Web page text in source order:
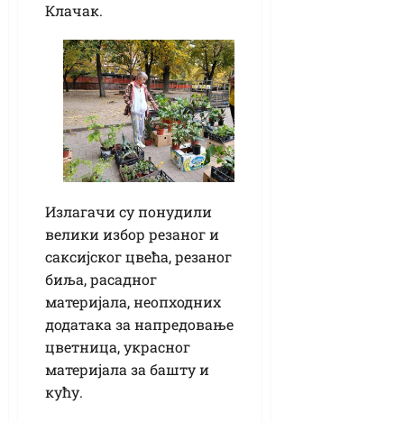
Клачак.
Излагачи су понудили
велики избор резаног и
саксијског цвећа, резаног
биља, расадног
материјала, неопходних
додатака за напредовање
цветница, украсног
материјала за башту и
кућу.